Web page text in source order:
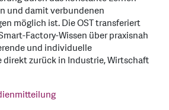
und damit verbundenen
möglich ist. Die OST transferiert
Factory-Wissen über praxisnah
und individuelle
direkt zurück in Industrie, Wirtschaft